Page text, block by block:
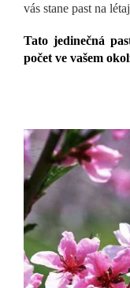
vás stane past na
Tato jedinečná
počet ve vašem